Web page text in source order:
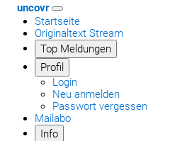
uncovr
Startseite
Originaltext Stream
Top Meldungen
Profil
Login
Neu anmelden
Passwort vergessen
Mailabo
Info